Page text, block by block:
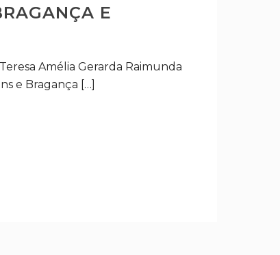
E
Amélia Gerarda Raimunda
e Bragança […]